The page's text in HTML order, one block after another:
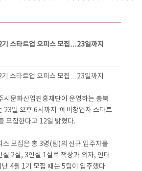
스타트업 오피스 모집…23일까지
스타트업 오피스 모집…23일까지
시문화산업진흥재단이 운영하는 충북
23일 오후 6시까지 ‘예비창업자 스타트
모집한다고 12일 밝혔다.
스 모집은 총 3명(팀)의 신규 입주자를
실 2실, 3인실 1실로 책상과 의자, 인터
4월 1기 모집 때는 5팀이 입주했다.